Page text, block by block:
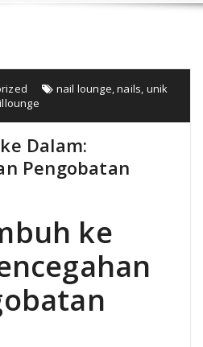
nail lounge ,nails unik
Dalam:
Pengobatan
ke